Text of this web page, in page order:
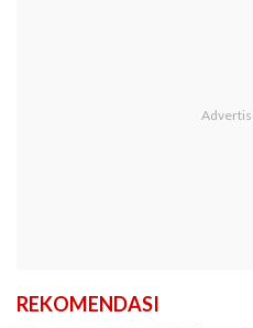
REKOMENDASI